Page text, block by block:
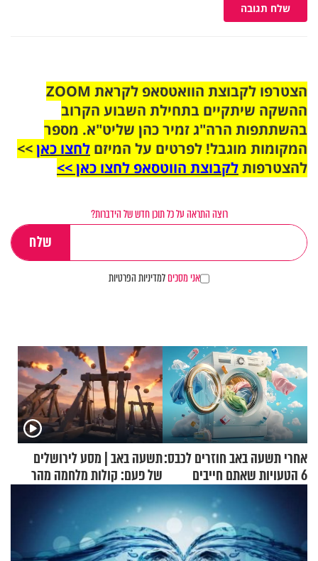
שלח תגובה
הצטרפו לקבוצת הוואטסאפ לקראת ZOOM
ההשקה שיתקיים בתחילת השבוע הקרוב
בהשתתפות הרה"ג זמיר כהן שליט"א. מספר
המקומות מוגבל! לפרטים על המיזם לחצו כאן>>
להצטרפותלקבוצת הווטסאפ לחצו כאן >>
רוצה התראה על כל תוכן חדש של הידברות?
אני מסכיםלמדיניות הפרטיות
אחרי תשעה באב חוזרים לכבס:
6 הטעויות שאתם חייבים
להפסיק לעשות
תשעה באב | מסע לירושלים
של פעם: קולות מלחמה מהר
הזיתים